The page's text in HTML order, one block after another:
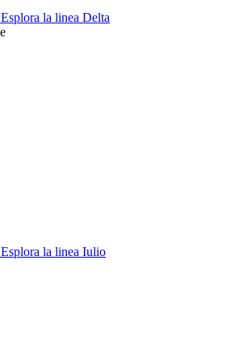
Esplora la linea Delta
Esplora la linea Iulio